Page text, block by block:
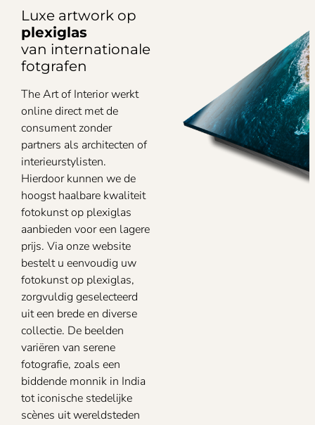
Luxe artwork op
plexiglas
van internationale
fotgrafen
The Art of Interior werkt
online direct met de
consument zonder
partners als architecten of
interieurstylisten.
Hierdoor kunnen we de
hoogst haalbare kwaliteit
fotokunst op plexiglas
aanbieden voor een lagere
prijs. Via onze website
bestelt u eenvoudig uw
fotokunst op plexiglas,
zorgvuldig geselecteerd
uit een brede en diverse
collectie. De beelden
variëren van serene
fotografie, zoals een
biddende monnik in India
tot iconische stedelijke
scènes uit wereldsteden